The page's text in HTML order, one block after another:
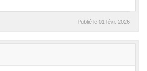
Publié le 01 févr. 2026